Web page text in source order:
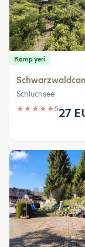
Kamp yeri
Schluchsee
★ ★ ★ ★ ★527